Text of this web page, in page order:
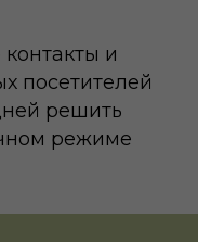
и
посетителей
решить
режиме